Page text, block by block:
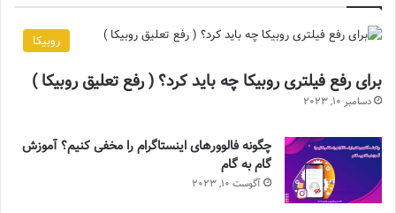
روبیکا
برای رفع فیلتری روبیکا چه باید کرد؟ ( رفع تعلیق روبیکا )
دسامبر 10, 2023
چگونه فالوورهای اینستاگرام را مخفی کنیم؟ آموزش
گام به گام
آگوست 10, 2023